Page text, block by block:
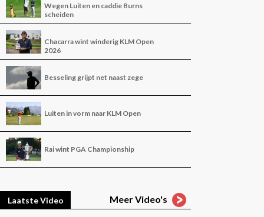
Wegen Luiten en caddie Burns
scheiden
Chacarra wint winderig KLM Open
2026
Besseling grijpt net naast zege
Luiten in vorm naar KLM Open
Rai wint PGA Championship
Laatste Video Meer Video's